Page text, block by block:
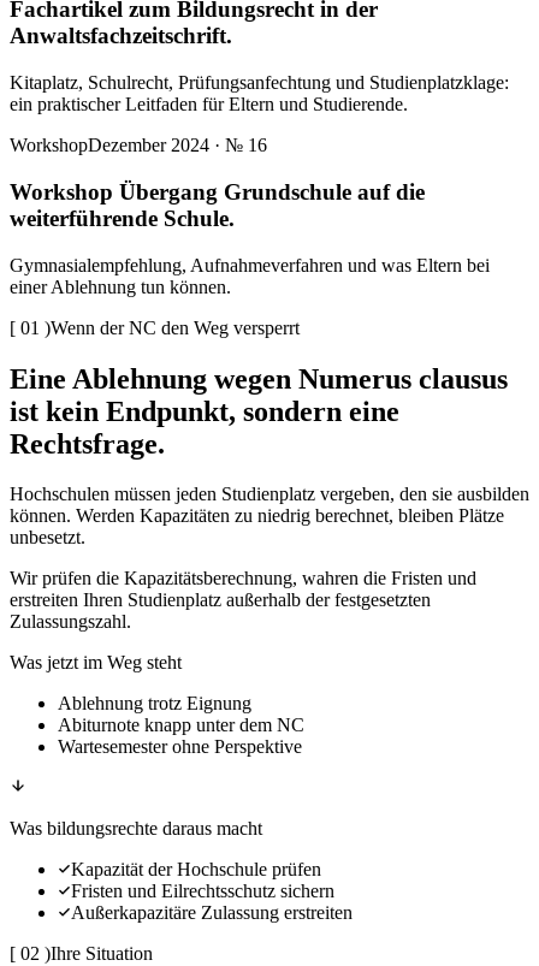
Fachartikel zum Bildungsrecht in der
Anwaltsfachzeitschrift.
Kitaplatz, Schulrecht, Prüfungsanfechtung und Studienplatzklage:
ein praktischer Leitfaden für Eltern und Studierende.
WorkshopDezember 2024 · № 16
Workshop Übergang Grundschule auf die
weiterführende Schule.
Gymnasialempfehlung, Aufnahmeverfahren und was Eltern bei
einer Ablehnung tun können.
[ 01 )Wenn der NC den Weg versperrt
Eine Ablehnung wegen Numerus clausus
ist kein Endpunkt, sondern eine
Rechtsfrage.
Hochschulen müssen jeden Studienplatz vergeben, den sie ausbilden
können. Werden Kapazitäten zu niedrig berechnet, bleiben Plätze
unbesetzt.
Wir prüfen die Kapazitätsberechnung, wahren die Fristen und
erstreiten Ihren Studienplatz außerhalb der festgesetzten
Zulassungszahl.
Was jetzt im Weg steht
Ablehnung trotz Eignung
Abiturnote knapp unter dem NC
Wartesemester ohne Perspektive
Was bildungsrechte daraus macht
Kapazität der Hochschule prüfen
Fristen und Eilrechtsschutz sichern
Außerkapazitäre Zulassung erstreiten
[ 02 )Ihre Situation